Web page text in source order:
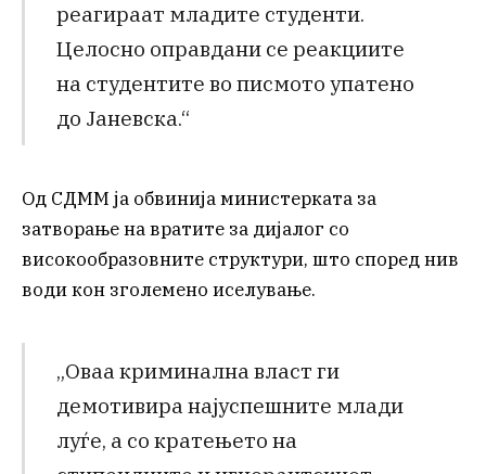
реагираат младите студенти.
Целосно оправдани се реакциите
на студентите во писмото упатено
до Јаневска.“
Од СДММ ја обвинија министерката за
затворање на вратите за дијалог со
високообразовните структури, што според нив
води кон зголемено иселување.
„Оваа криминална власт ги
демотивира најуспешните млади
луѓе, а со кратењето на